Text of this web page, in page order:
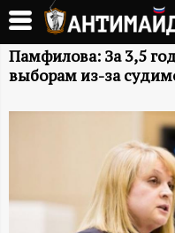
Перейти
основному
содержанию
А
Памфилова: За 3,5
выборам из-за